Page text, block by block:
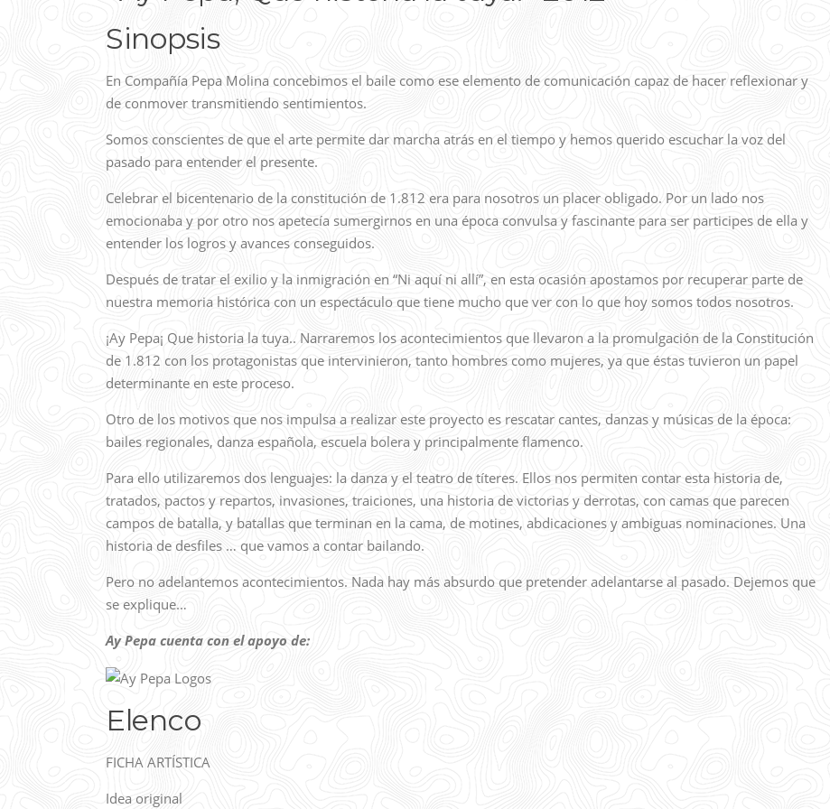
Sinopsis
En Compañía Pepa Molina concebimos el baile como ese elemento de comunicación capaz de hacer reflexionar y
de conmover transmitiendo sentimientos.
Somos conscientes de que el arte permite dar marcha atrás en el tiempo y hemos querido escuchar la voz del
pasado para entender el presente.
Celebrar el bicentenario de la constitución de 1.812 era para nosotros un placer obligado. Por un lado nos
emocionaba y por otro nos apetecía sumergirnos en una época convulsa y fascinante para ser participes de ella y
entender los logros y avances conseguidos.
Después de tratar el exilio y la inmigración en “Ni aquí ni allí”, en esta ocasión apostamos por recuperar parte de
nuestra memoria histórica con un espectáculo que tiene mucho que ver con lo que hoy somos todos nosotros.
¡Ay Pepa¡ Que historia la tuya.. Narraremos los acontecimientos que llevaron a la promulgación de la Constitución
de 1.812 con los protagonistas que intervinieron, tanto hombres como mujeres, ya que éstas tuvieron un papel
determinante en este proceso.
Otro de los motivos que nos impulsa a realizar este proyecto es rescatar cantes, danzas y músicas de la época:
bailes regionales, danza española, escuela bolera y principalmente flamenco.
Para ello utilizaremos dos lenguajes: la danza y el teatro de títeres. Ellos nos permiten contar esta historia de,
tratados, pactos y repartos, invasiones, traiciones, una historia de victorias y derrotas, con camas que parecen
campos de batalla, y batallas que terminan en la cama, de motines, abdicaciones y ambiguas nominaciones. Una
historia de desfiles … que vamos a contar bailando.
Pero no adelantemos acontecimientos. Nada hay más absurdo que pretender adelantarse al pasado. Dejemos que
se explique…
Ay Pepa cuenta con el apoyo de:
Elenco
FICHA ARTÍSTICA
Idea original